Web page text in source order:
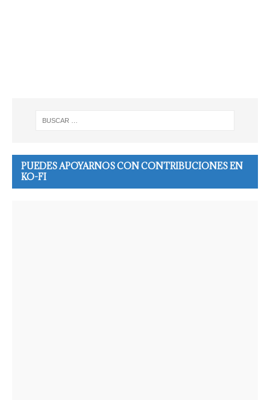
PUEDES APOYARNOS CON CONTRIBUCIONES EN
KO-FI